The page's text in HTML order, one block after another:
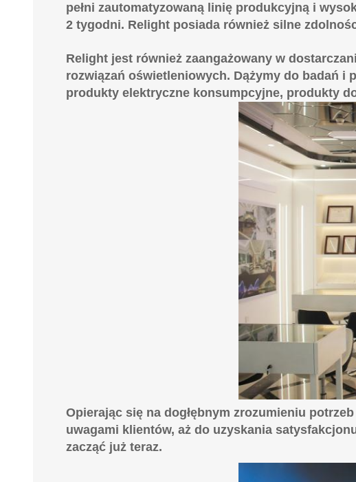
pełni zautomatyzowaną linię produkcyjną i
2 tygodni. Relight posiada również silne
Relight jest również zaangażowany w
rozwiązań oświetleniowych. Dążymy do badań i
produkty elektryczne konsumpcyjne, produkty
Opierając się na dogłębnym zrozumieniu
uwagami klientów, aż do uzyskania
zacząć już teraz.